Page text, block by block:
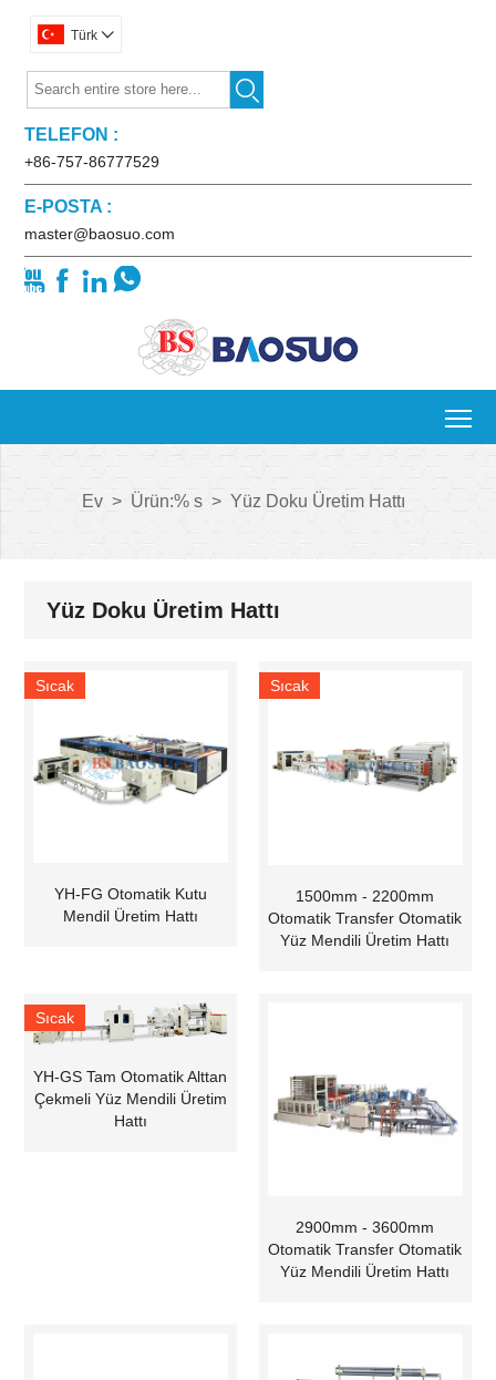
Türk 

TELEFON :
+86-757-86777529
E-POSTA :
master@baosuo.com
   
Ev > Ürün:% s > Yüz Doku Üretim Hattı
Yüz Doku Üretim Hattı
Sıcak
YH-FG Otomatik Kutu
Mendil Üretim Hattı
Sıcak
1500mm - 2200mm
Otomatik Transfer Otomatik
Yüz Mendili Üretim Hattı
Sıcak
YH-GS Tam Otomatik Alttan
Çekmeli Yüz Mendili Üretim
Hattı
2900mm - 3600mm
Otomatik Transfer Otomatik
Yüz Mendili Üretim Hattı